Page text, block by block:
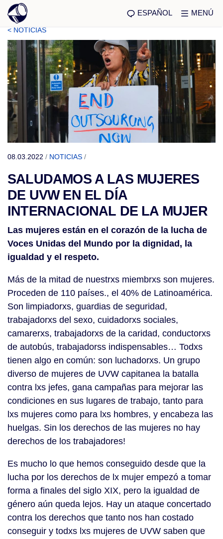
ESPAÑOL MENÚ
< NOTICIAS
08.03.2022 / NOTICIAS /
SALUDAMOS A LAS MUJERES
DE UVW EN EL DÍA
INTERNACIONAL DE LA MUJER
Las mujeres están en el corazón de la lucha de
Voces Unidas del Mundo por la dignidad, la
igualdad y el respeto.
Más de la mitad de nuestrxs miembrxs son mujeres.
Proceden de 110 países., el 40% de Latinoamérica.
Son limpiadorxs, guardias de seguridad,
trabajadorxs del sexo, cuidadorxs sociales,
camarerxs, trabajadorxs de la caridad, conductorxs
de autobús, trabajadorss indispensables… Todxs
tienen algo en común: son luchadorxs. Un grupo
diverso de mujeres de UVW capitanea la batalla
contra lxs jefes, gana campañas para mejorar las
condiciones en sus lugares de trabajo, tanto para
lxs mujeres como para lxs hombres, y encabeza las
huelgas. Sin los derechos de las mujeres no hay
derechos de los trabajadores!
Es mucho lo que hemos conseguido desde que la
lucha por los derechos de lx mujer empezó a tomar
forma a finales del siglo XIX, pero la igualdad de
género aún queda lejos. Hay un ataque concertado
contra los derechos que tanto nos han costado
conseguir y todxs lxs mujeres de UVW saben que